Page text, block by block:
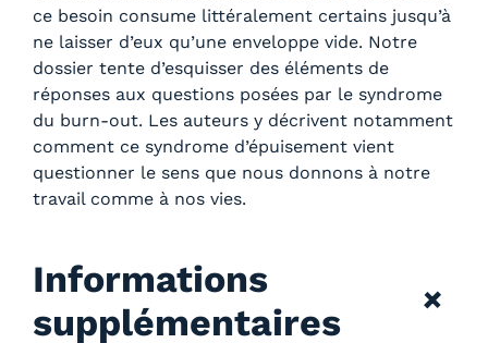
–
n
°
1
1
7
ce besoin consume littéralement certains jusqu’à
ne laisser d’eux qu’une enveloppe vide. Notre
dossier tente d’esquisser des éléments de
réponses aux questions posées par le syndrome
du burn-out. Les auteurs y décrivent notamment
comment ce syndrome d’épuisement vient
questionner le sens que nous donnons à notre
travail comme à nos vies.
Informations
supplémentaires
+